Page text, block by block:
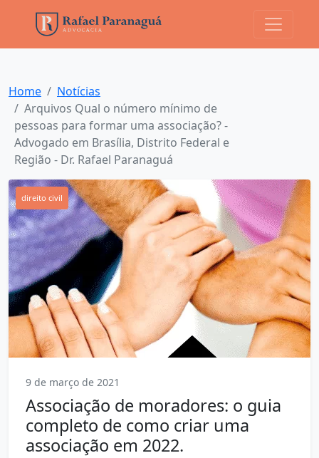
Home
Notícias
Arquivos Qual o número mínimo de
pessoas para formar uma associação? -
Advogado em Brasília, Distrito Federal e
Região - Dr. Rafael Paranaguá
direito civil
9 de março de 2021
Associação de moradores: o guia
completo de como criar uma
associação em 2022.